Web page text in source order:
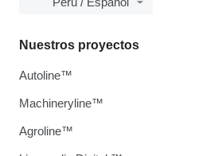
Nuestros proyectos
Autoline™
Machineryline™
Agroline™